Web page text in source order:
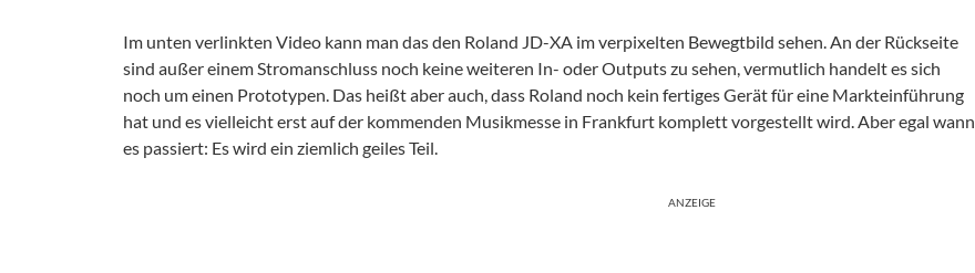
Im unten verlinkten Video kann man das den Roland JD-XA im verpixelten Bewegtbild sehen. An der Rückseite
sind außer einem Stromanschluss noch keine weiteren In- oder Outputs zu sehen, vermutlich handelt es sich
noch um einen Prototypen. Das heißt aber auch, dass Roland noch kein fertiges Gerät für eine Markteinführung
hat und es vielleicht erst auf der kommenden Musikmesse in Frankfurt komplett vorgestellt wird. Aber egal wann
es passiert: Es wird ein ziemlich geiles Teil.
ANZEIGE